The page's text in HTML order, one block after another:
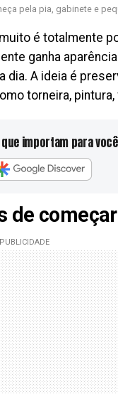
pela pia, gabinete e
é totalmente
ganha
dia. A ideia é
torneira, pintura,
importam para
de